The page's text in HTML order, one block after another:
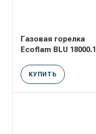
Газовая горелка
Ecoflam BLU 18000.1
КУПИТЬ